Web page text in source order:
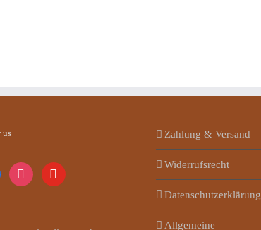
us
instagramyoutube
Zahlung & Versand
Widerrufsrecht
Datenschutzerklärung
Allgemeine